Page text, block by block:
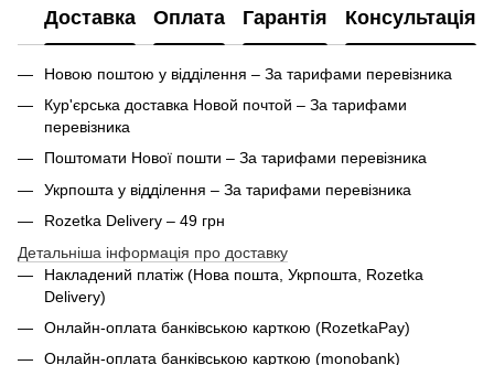
Доставка Оплата Гарантія Консультація
Новою поштою у відділення – За тарифами перевізника
Кур'єрська доставка Новой почтой – За тарифами
перевізника
Поштомати Нової пошти – За тарифами перевізника
Укрпошта у відділення – За тарифами перевізника
Rozetka Delivery – 49 грн
Детальніша інформація про доставку
Накладений платіж (Нова пошта, Укрпошта, Rozetka
Delivery)
Онлайн-оплата банківською карткою (RozetkaPay)
Онлайн-оплата банківською карткою (monobank)